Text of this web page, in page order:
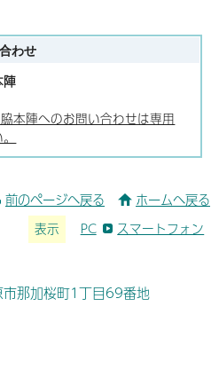
わせ
陣
本陣へのお問い合わせは専用
前のページへ戻る ホームへ戻る
表示 PC スマートフォン
那加桜町1丁目69番地